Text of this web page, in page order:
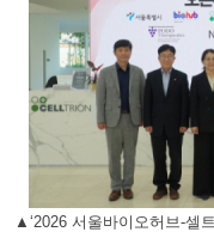
▲‘2026 서울바이오허브-셀